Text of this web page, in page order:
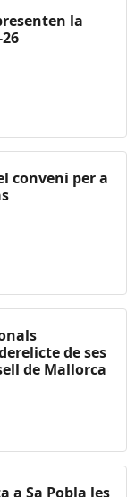
la
conveni per a
de ses
de Mallorca
a Sa Pobla les